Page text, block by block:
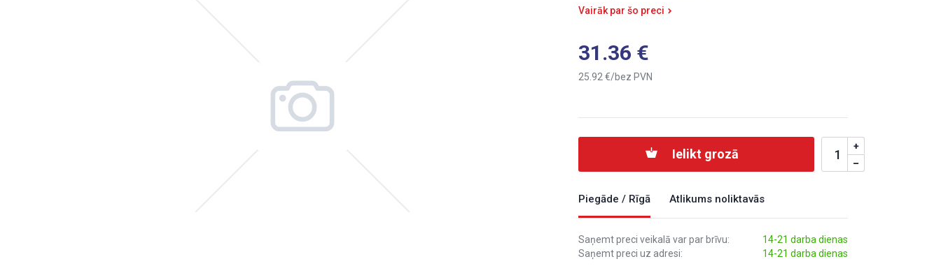
Vairāk par šo preci
31.36
25.92 bez PVN
Ielikt grozā
Piegāde / Rīgā Atlikums noliktavās
Saņemt preci veikalā var par brīvu:
14-21 darba dienas
Saņemt preci uz adresi:
14-21 darba dienas